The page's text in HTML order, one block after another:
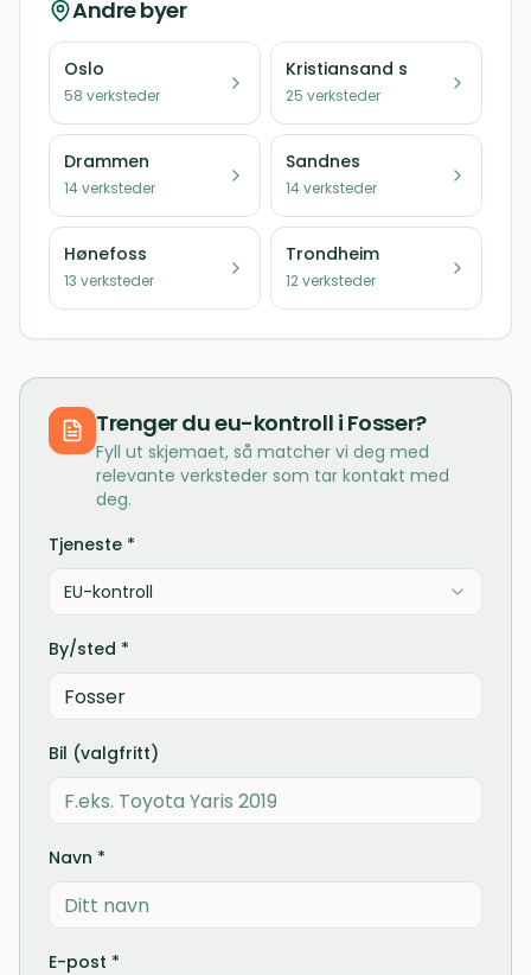
Andre byer
Oslo
58 verksteder
Kristiansand s
25 verksteder
Drammen
14verksteder
Sandnes
14verksteder
Hønefoss
13 verksteder
Trondheim
12verksteder
Trenger dueu-kontroll i Fosser?
Fyll ut skjemaet, så matcher vi deg med
relevante verksteder som tar kontakt med
deg.
Tjeneste *
EU-kontroll
By/sted *
Bil (valgfritt)
Navn *
E-post *